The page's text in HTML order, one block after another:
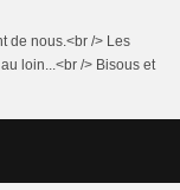
de nous.<br /> Les
loin...<br /> Bisous et